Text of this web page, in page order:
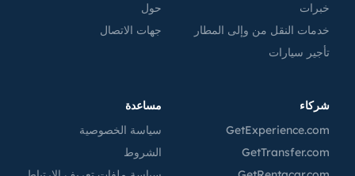
خبرات
خدمات النقل من وإلى المطار
تأجير سيارات
حول
جهات الاتصال
شركاء
GetExperience.com
GetTransfer.com
مساعدة
سياسة الخصوصية
الشروط